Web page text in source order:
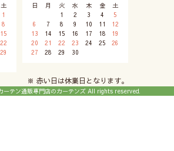
土
1
8
15
22
29
日 月 火 水 木 金
土
1
2 3 4
5
6
7 8 9 10 11
12
13
14 15 16 17 18
19
20
21 22 23 24 25
26
27
28 29 30
※ 赤い日は休業日となります。
テン通販専門店のカーテンズ All rights reserved.